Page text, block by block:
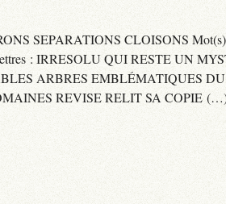
SEPARATIONS CLOISONS
: IRRESOLU QUI RESTE UN
ARBRES EMBLÉMATIQUES
REVISE RELIT SA COPIE